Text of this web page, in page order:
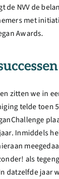
de NVV de
met
Awards.
zitten we in
telde toen
Inmiddels
als
datzelfde jaar